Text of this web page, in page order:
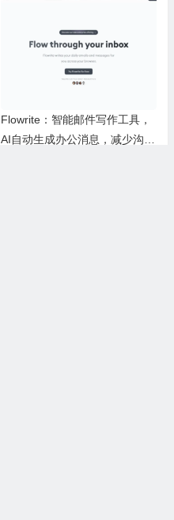
Flowrite：智能邮件写作工具，
AI自动生成办公消息，减少沟通